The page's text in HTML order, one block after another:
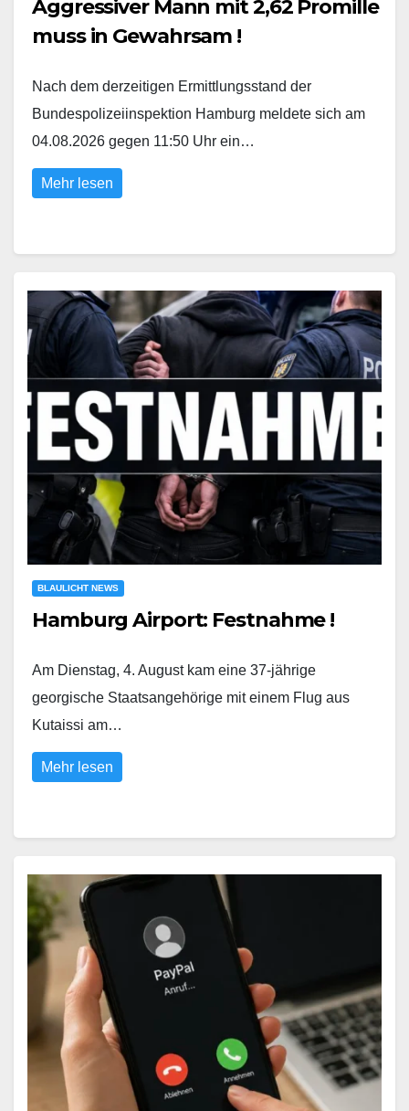
Aggressiver Mann mit 2,62 Promille
muss in Gewahrsam !
Nach dem derzeitigen Ermittlungsstand der
Bundespolizeiinspektion Hamburg meldete sich am
04.08.2026 gegen 11:50 Uhr ein…
Mehr lesen
BLAULICHT NEWS
Hamburg Airport: Festnahme !
Am Dienstag, 4. August kam eine 37-jährige
georgische Staatsangehörige mit einem Flug aus
Kutaissi am…
Mehr lesen